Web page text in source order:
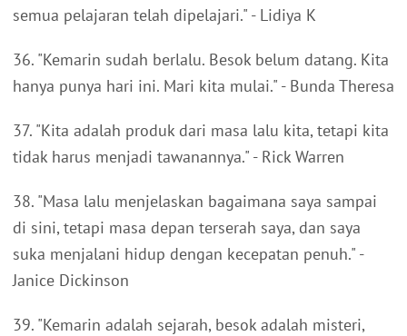
semua pelajaran telah dipelajari." - Lidiya K
36. "Kemarin sudah berlalu. Besok belum datang. Kita
hanya punya hari ini. Mari kita mulai." - Bunda Theresa
37. "Kita adalah produk dari masa lalu kita, tetapi kita
tidak harus menjadi tawanannya." - Rick Warren
38. "Masa lalu menjelaskan bagaimana saya sampai
di sini, tetapi masa depan terserah saya, dan saya
suka menjalani hidup dengan kecepatan penuh." -
Janice Dickinson
39. "Kemarin adalah sejarah, besok adalah misteri,